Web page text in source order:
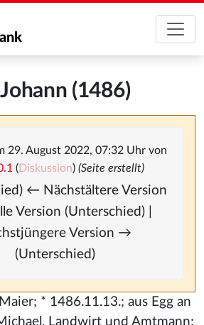
Johann (1486)
29. August 2022, 07:32 Uhr von
(Diskussion) (Seite erstellt)
← Nächstältere Version
Version (Unterschied) |
Version →
(Unterschied)
* 1486.11.13.; aus Egg an
Landwirt und Amtmann;